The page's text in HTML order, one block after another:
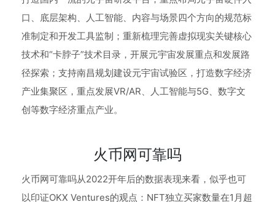
口、底层架构、人工智能、内容与场景四个方向的规范标
准制定和开发工具监制；重新梳理完善虚拟现实关键核心
技术和“卡脖子”技术目录，开展元宇宙发展重点和发展路
径探索；支持南昌规划建设元宇宙试验区，打造数字经济
产业集聚区，重点发展VR/AR、人工智能与5G、数字文
创等数字经济重点产业。
火币网可靠吗
火币网可靠吗从2022开年后的数据表现来看，似乎也可
以印证OKX Ventures的观点：NFT独立买家数量在1月超